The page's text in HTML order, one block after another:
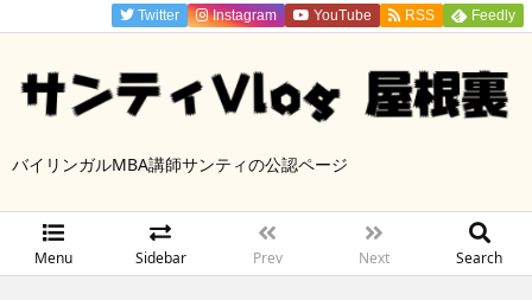
バイリンガルMBA講師サンティの公認ページ
Menu Sidebar Prev Next Search
Twitter Instagram YouTube RSS Feedly